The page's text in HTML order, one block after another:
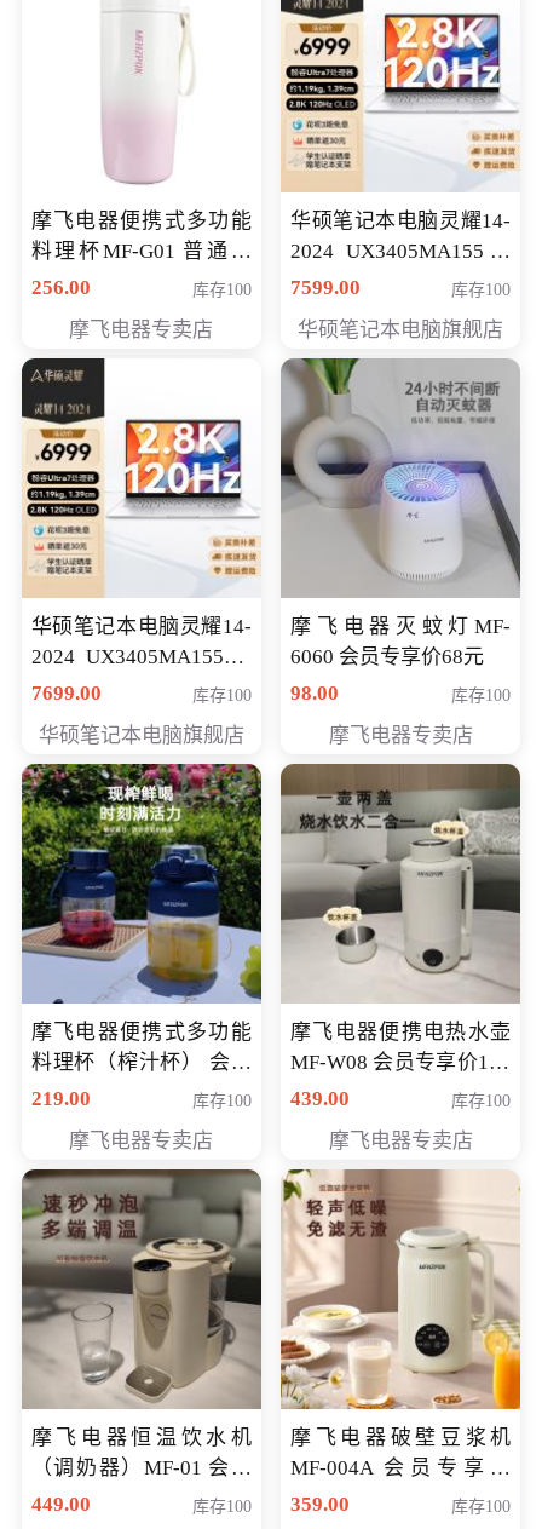
摩飞电器便携式多功能
料理杯MF-G01 普通会
员专享价格118元
256.00 库存100
摩飞电器专卖店
华硕笔记本电脑灵耀14-
2024 UX3405MA155冰
川银 oled 智慧轻薄本 会
7599.00 库存100
华硕笔记本电脑旗舰店
华硕笔记本电脑灵耀14-
2024 UX3405MA155夜
空蓝 oled 智慧轻薄本 会
7699.00 库存100
华硕笔记本电脑旗舰店
摩飞电器灭蚊灯MF-
6060 会员专享价68元
98.00
库存100
摩飞电器专卖店
摩飞电器便携式多功能
料理杯（榨汁杯） 会员
专享价118元
219.00 库存100
摩飞电器专卖店
摩飞电器便携电热水壶
MF-W08 会员专享价198
元
439.00 库存100
摩飞电器专卖店
摩飞电器恒温饮水机
（调奶器）MF-01 会员
专享价366元
449.00 库存100
摩飞电器破壁豆浆机
MF-004A 会员专享价
168元
359.00 库存100